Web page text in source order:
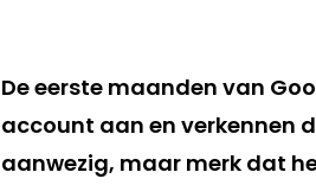
De eerste maanden van
account aan en verkennen
aanwezig, maar merk dat